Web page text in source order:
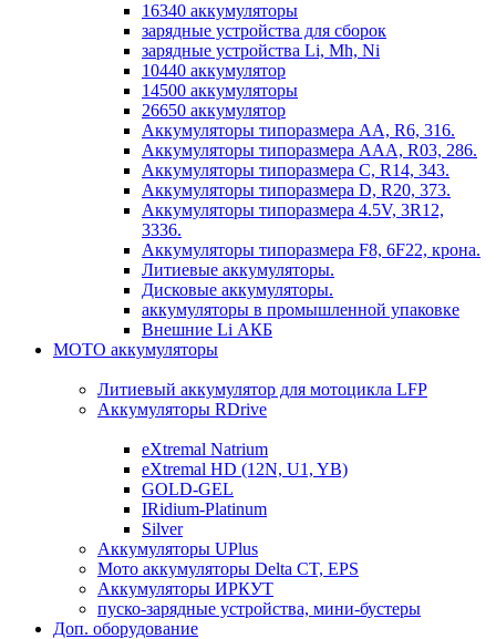
16340 аккумуляторы
зарядные устройства для сборок
зарядные устройства Li, Mh, Ni
10440 аккумулятор
14500 аккумуляторы
26650 аккумулятор
Аккумуляторы типоразмера АА, R6, 316.
Аккумуляторы типоразмера ААА, R03, 286.
Аккумуляторы типоразмера С, R14, 343.
Аккумуляторы типоразмера D, R20, 373.
Аккумуляторы типоразмера 4.5V, 3R12,
3336.
Аккумуляторы типоразмера F8, 6F22, крона.
Литиевые аккумуляторы.
Дисковые аккумуляторы.
аккумуляторы в промышленной упаковке
Внешние Li АКБ
МОТО аккумуляторы
Литиевый аккумулятор для мотоцикла LFP
Аккумуляторы RDrive
eXtremal Natrium
eXtremal HD (12N, U1, YB)
GOLD-GEL
IRidium-Platinum
Silver
Аккумуляторы UPlus
Мото аккумуляторы Delta CT, EPS
Аккумуляторы ИРКУТ
пуско-зарядные устройства, мини-бустеры
Доп. оборудование